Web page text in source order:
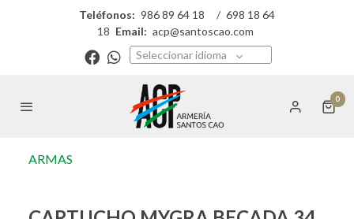
Teléfonos: 986 89 64 18 / 698 18 64
18 Email: acp@santoscao.com
Seleccionar idioma
0
ARMAS